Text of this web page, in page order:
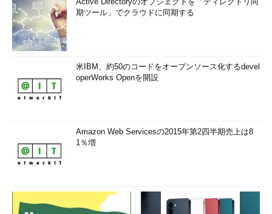
タスクマネージャーの「要約ビュー」（特定リソースのみ）
元の詳細表示に戻る。
［CPU］カテゴリーの表示内容
こう。まずは［CPU］カテゴリーの内容である。ここではCPUの
利用率などの他、CPUの型番やクロック周波数なども表示され
期ツール」でクラウドに同期する
米IBM、約50のコードをオープンソース化するdevel
operWorks Openを開設
Amazon Web Servicesの2015年第2四半期売上は8
1％増